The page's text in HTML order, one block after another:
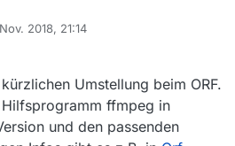
2018, 21:14
Umstellung beim ORF.
ffmpeg in
und den passenden